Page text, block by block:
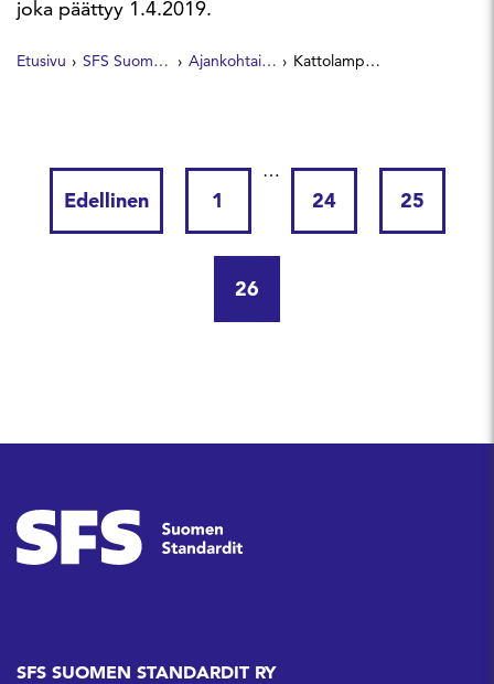
joka päättyy 1.4.2019.
Etusivu SFS Suomen Standardit Ajankohtaista Kattolamppujen pistokytkin muuttuu
Edellinen 1
…
24 25
26
SFS SUOMEN STANDARDIT RY